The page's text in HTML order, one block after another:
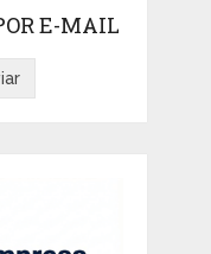
E-MAIL